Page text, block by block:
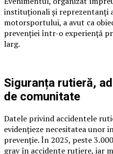
instituționali și reprezentanți
motorsportului, a avut ca
prevenției într-o experiență
larg.
Siguranța rutieră,
de comunitate
Datele privind accidentele
evidențieze necesitatea unor
prevenție. În 2025, peste
grav în accidente rutiere, iar